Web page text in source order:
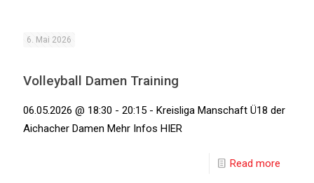
6. Mai 2026
Volleyball Damen Training
06.05.2026 @ 18:30 - 20:15 - Kreisliga Manschaft Ü18 der
Aichacher Damen Mehr Infos HIER
Read more